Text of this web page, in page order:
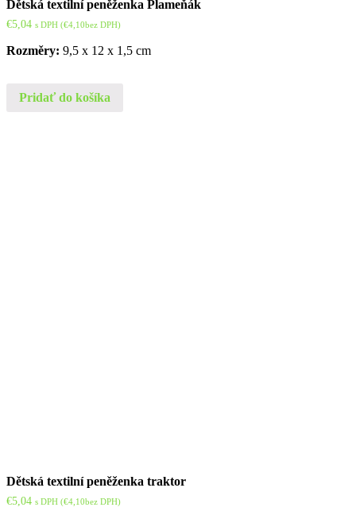
Dětská textilní peněženka Plameňák
€5,04 s DPH (€4,10bez DPH)
Rozměry: 9,5 x 12 x 1,5 cm
Pridať do košíka
Dětská textilní peněženka traktor
€5,04 s DPH (€4,10bez DPH)